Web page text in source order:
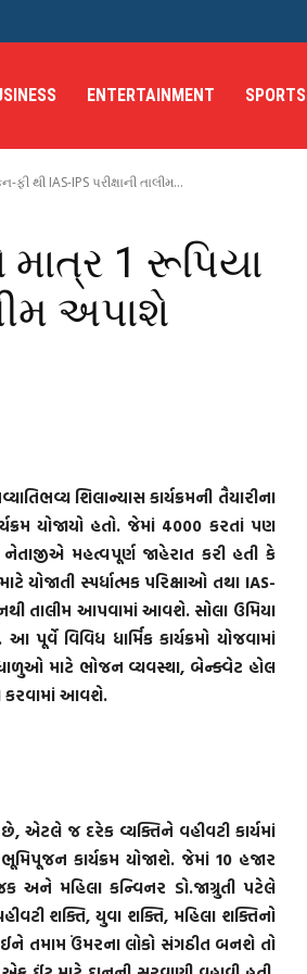
ENTERTAINMENT SPORTS
થી IAS-IPS પરીક્ષાની તાલીમ...
માત્ર 1 રૂપિયા
અપાશે
શિલાન્યાસ કાર્યક્રમની તૈયારીના
યોજાયો હતો. જેમાં 4000 કરતાં પણ
નેતાજીએ મહત્વપૂર્ણ જાહેરાત કરી હતી કે
યોજાતી સ્પર્ધાત્મક પરિક્ષાઓ તથા IAS-
તાલીમ આપવામાં આવશે. સોલા ઉમિયા
વિવિધ ધાર્મિક કાર્યક્રમો યોજવામાં
માટે ભોજન વ્યવસ્થા, બેન્ક્વેટ હોલ
કરવામાં આવશે.
એટલે જ દરેક વ્યક્તિને વહીવટી કાર્યમાં
કાર્યક્રમ યોજાશે. જેમાં 10 હજાર
અને મહિલા કન્વિનર ડો.જાગ્રુતી પટેલે
શક્તિ, યુવા શક્તિ, મહિલા શક્તિનો
તમામ ઉંમરના લોકો સંગઠીત બનશે તો